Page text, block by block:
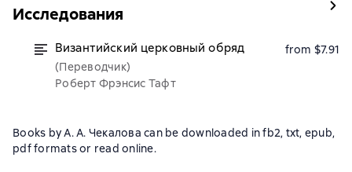
Исследования
Византийский церковный обряд
(Переводчик)
Роберт Фрэнсис Тафт
from $7.91
Books by А. А. Чекалова can be downloaded in fb2, txt, epub,
pdf formats or read online.